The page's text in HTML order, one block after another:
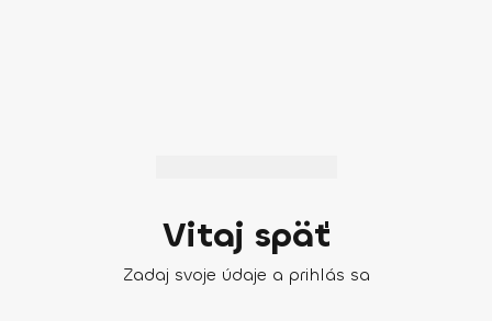
Vitaj späť
Zadaj svoje údaje a prihlás sa